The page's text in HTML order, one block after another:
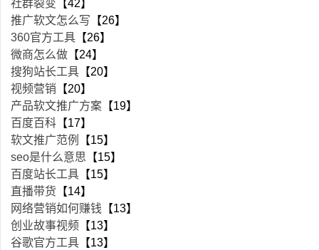
社群裂变 【42】
推广软文怎么写 【26】
360官方工具 【26】
微商怎么做 【24】
搜狗站长工具 【20】
视频营销 【20】
产品软文推广方案 【19】
百度百科 【17】
软文推广范例
【15】
seo是什么意思 【15】
百度站长工具 【15】
直播带货 【14】
网络营销如何赚钱 【13】
创业故事视频 【13】
谷歌官方工具 【13】